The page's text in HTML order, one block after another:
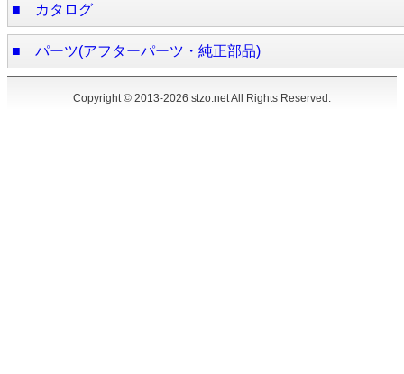
■ カタログ
■ パーツ(アフターパーツ・純正部品)
Copyright © 2013-2026 stzo.netAll Rights Reserved.